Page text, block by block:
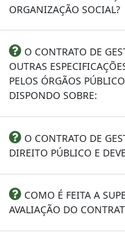
ORGANIZAÇÃO SOCIAL?
O CONTRATO DE
OUTRAS
PELOS ÓRGÃOS
DISPONDO SOBRE:
O CONTRATO DE
DIREITO PÚBLICO E
COMO É FEITA A
AVALIAÇÃO DO